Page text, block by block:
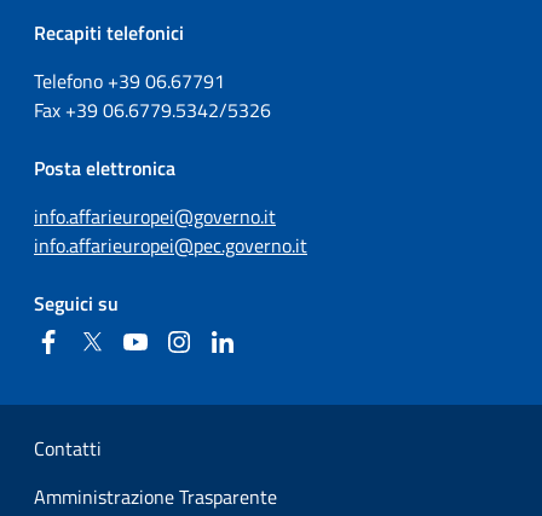
Recapiti telefonici
Telefono +3906.67791
Fax +3906.6779.5342/5326
Posta elettronica
info.affarieuropei@governo.it
info.affarieuropei@pec.governo.it
Seguici su
FacebookTwitter YouTubeInstagram
Sezione Link Utili
Contatti
Amministrazione Trasparente